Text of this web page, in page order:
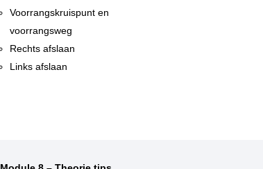
Voorrangskruispunt en
voorrangsweg
Rechts afslaan
Links afslaan